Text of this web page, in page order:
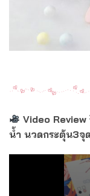
Video Review
น้ำ นวดกระตุ้น3จุ